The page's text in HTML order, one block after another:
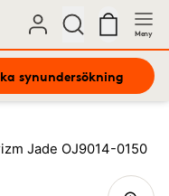
Meny
synundersökning
Jade OJ9014-0150